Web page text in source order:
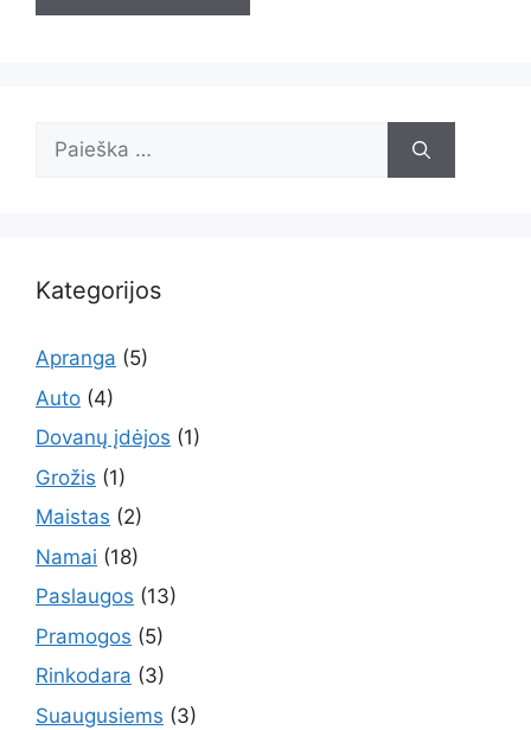
Ieškoti:
Kategorijos
Apranga (5)
Auto (4)
Dovanų įdėjos (1)
Grožis (1)
Maistas (2)
Namai (18)
Paslaugos (13)
Pramogos (5)
Rinkodara (3)
Suaugusiems (3)